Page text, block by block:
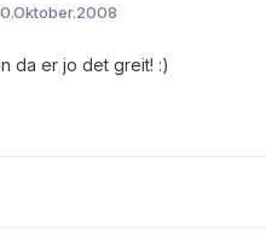
da er jo det greit! :)